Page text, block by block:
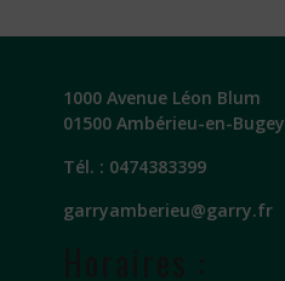
1000 Avenue Léon Blum
01500 Ambérieu-en-Bugey
Tél. : 0474383399
garryamberieu@garry.fr